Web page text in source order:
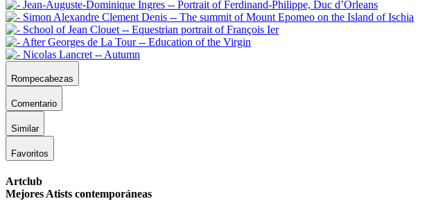
Rompecabezas
Comentario
Similar
Favoritos
Artclub
Mejores Atists contemporáneas